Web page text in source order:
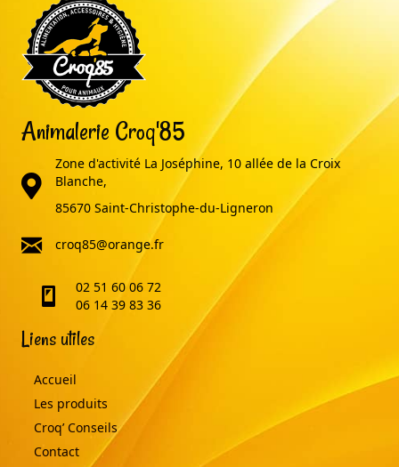
Animalerie Croq'85
adresse
Zone d'activité La Joséphine, 10 allée de la Croix
Blanche,
85670 Saint-Christophe-du-Ligneron
email
croq85@orange.fr
telephone02 51 60 06 72
06 14 39 83 36
Liens utiles
Accueil
Les produits
Croq’ Conseils
Contact